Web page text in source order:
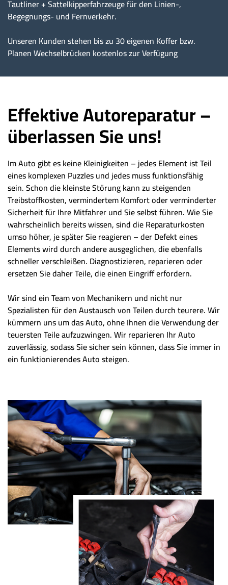
Tautliner + Sattelkipperfahrzeuge für den Linien-,
Begegnungs- und Fernverkehr.
Unseren Kunden stehen bis zu 30 eigenen Koffer bzw.
Planen Wechselbrücken kostenlos zur Verfügung
Effektive Autoreparatur –
überlassen Sie uns!
Im Auto gibt es keine Kleinigkeiten – jedes Element ist Teil
eines komplexen Puzzles und jedes muss funktionsfähig
sein. Schon die kleinste Störung kann zu steigenden
Treibstoffkosten, vermindertem Komfort oder verminderter
Sicherheit für Ihre Mitfahrer und Sie selbst führen. Wie Sie
wahrscheinlich bereits wissen, sind die Reparaturkosten
umso höher, je später Sie reagieren – der Defekt eines
Elements wird durch andere ausgeglichen, die ebenfalls
schneller verschleißen. Diagnostizieren, reparieren oder
ersetzen Sie daher Teile, die einen Eingriff erfordern.
Wir sind ein Team von Mechanikern und nicht nur
Spezialisten für den Austausch von Teilen durch teurere. Wir
kümmern uns um das Auto, ohne Ihnen die Verwendung der
teuersten Teile aufzuzwingen. Wir reparieren Ihr Auto
zuverlässig, sodass Sie sicher sein können, dass Sie immer in
ein funktionierendes Auto steigen.